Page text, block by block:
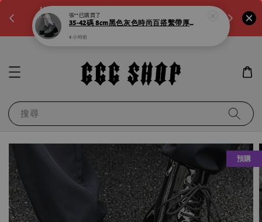
LINE:@noa4230k 客服回覆時間:a.m10:00-
p.m8:00
滿600元
運！滿
搜尋
預購
張**已購買了